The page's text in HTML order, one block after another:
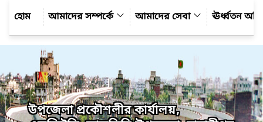
আমাদের সম্পর্কে
আমাদের সেবা ঊর্ধ্বতন
উপজেলা প্রকৌশলীর কার্যালয়,